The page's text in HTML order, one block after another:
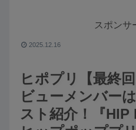
ヒポプリ【最終
ビューメンバー
スト紹介！『HIP
スポンサ
2025.12.16